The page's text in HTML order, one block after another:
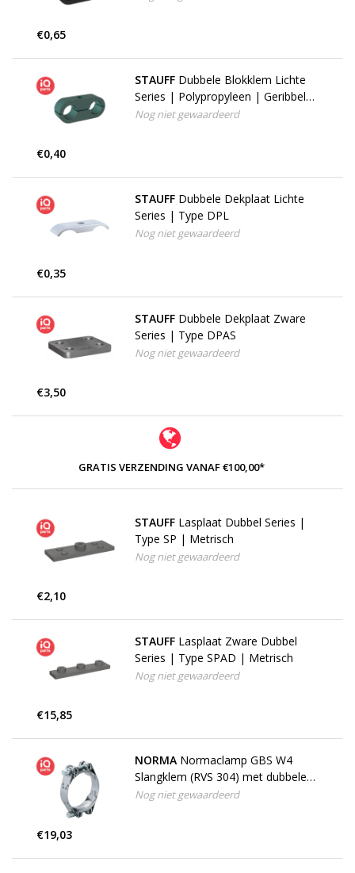
€0,65
STAUFF Dubbele Blokklem Lichte
Series | Polypropyleen | Geribbeld
binnenvlak | Identieke diameter
Nog niet gewaardeerd
€0,40
STAUFF Dubbele Dekplaat Lichte
Series | Type DPL
Nog niet gewaardeerd
€0,35
STAUFF Dubbele Dekplaat Zware
Series | Type DPAS
Nog niet gewaardeerd
€3,50
GRATIS VERZENDING VANAF €100,00*
STAUFF Lasplaat Dubbel Series |
Type SP | Metrisch
Nog niet gewaardeerd
€2,10
STAUFF Lasplaat Zware Dubbel
Series | Type SPAD | Metrisch
Nog niet gewaardeerd
€15,85
NORMA Normaclamp GBS W4
Slangklem (RVS 304) met dubbele
bout
Nog niet gewaardeerd
€19,03